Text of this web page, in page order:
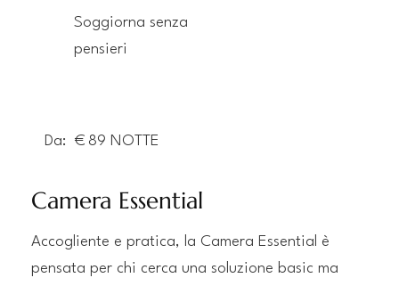
Soggiorna senza
pensieri
Camera Essential
Accogliente e pratica, la Camera Essential è
pensata per chi cerca una soluzione basic ma
Da: € 89 NOTTE